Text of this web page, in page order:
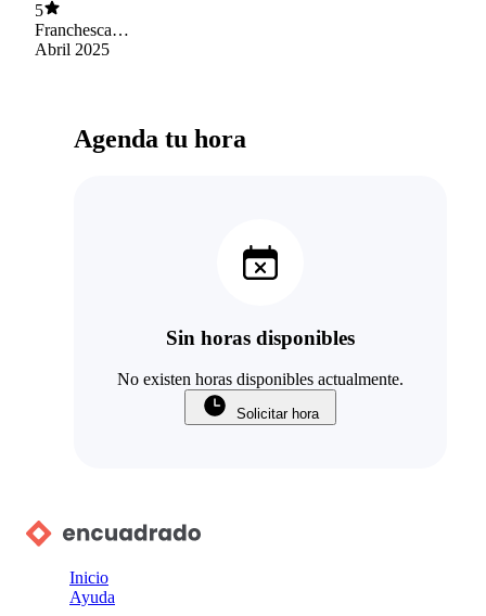
5
Franchesca
Panebianco
Abril 2025
Agenda tu hora
Sin horas disponibles
No existen horas disponibles actualmente.
Solicitar hora
Inicio
Ayuda